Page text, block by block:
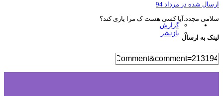
شده در مرداد 94
گزارش
بازنشر
مجدد.آیا کسی هست ک مرا یاری کند؟
به ارسال